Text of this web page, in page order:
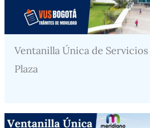
Ventanilla Única de Servicios
Plaza